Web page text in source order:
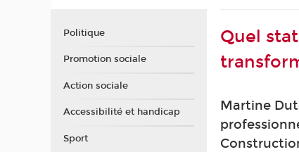
Quel
Martine
Politique
Promotion sociale
Action sociale
Accessibilité et handicap
Sport